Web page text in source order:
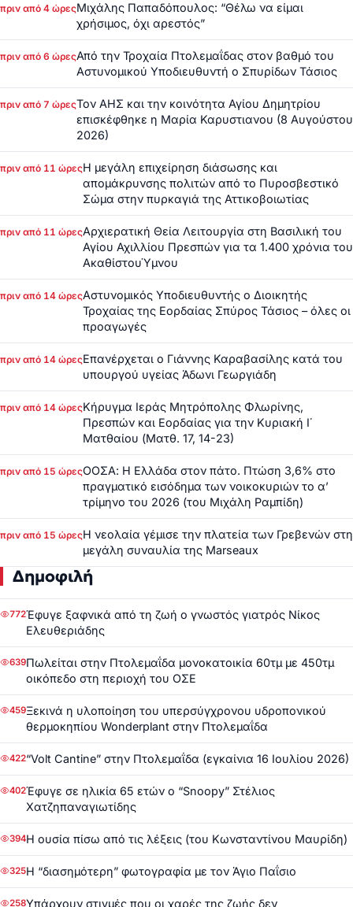
πριν από 4 ώρεςΜιχάλης Παπαδόπουλος: “Θέλω να είμαι
χρήσιμος, όχι αρεστός”
πριν από 6 ώρεςΑπό την Τροχαία Πτολεμαΐδας στον βαθμό του
Αστυνομικού Υποδιευθυντή ο Σπυρίδων Τάσιος
πριν από 7 ώρεςΤον ΑΗΣ και την κοινότητα Αγίου Δημητρίου
επισκέφθηκε η Μαρία Καρυστιανου (8 Αυγούστου
2026)
πριν από 11 ώρεςΗ μεγάλη επιχείρηση διάσωσης και
απομάκρυνσης πολιτών από το Πυροσβεστικό
Σώμα στην πυρκαγιά της Αττικοβοιωτίας
πριν από 11 ώρεςΑρχιερατική Θεία Λειτουργία στη Βασιλική του
Αγίου Αχιλλίου Πρεσπών για τα 1.400 χρόνια του
ΑκαθίστουΎμνου
πριν από 14 ώρεςΑστυνομικός Υποδιευθυντής ο Διοικητής
Τροχαίας της Εορδαίας Σπύρος Τάσιος – όλες οι
προαγωγές
πριν από 14 ώρεςΕπανέρχεται ο Γιάννης Καραβασίλης κατά του
υπουργού υγείας Άδωνι Γεωργιάδη
πριν από 14 ώρεςΚήρυγμα Ιεράς Μητρόπολης Φλωρίνης,
Πρεσπών και Εορδαίας για την Κυριακή Ι΄
Ματθαίου (Ματθ. 17, 14-23)
πριν από 15 ώρεςΟΟΣΑ: Η Ελλάδα στον πάτο. Πτώση 3,6% στο
πραγματικό εισόδημα των νοικοκυριών το α’
τρίμηνο του 2026 (του Μιχάλη Ραμπίδη)
πριν από 15 ώρεςΗ νεολαία γέμισε την πλατεία των Γρεβενών στη
μεγάλη συναυλία της Marseaux
Δημοφιλή
772Έφυγε ξαφνικά από τη ζωή ο γνωστός γιατρός Νίκος
Ελευθεριάδης
639Πωλείται στην Πτολεμαΐδα μονοκατοικία 60τμ με 450τμ
οικόπεδο στη περιοχή του ΟΣΕ
459Ξεκινά η υλοποίηση του υπερσύγχρονου υδροπονικού
θερμοκηπίου Wonderplant στην Πτολεμαΐδα
422“Volt Cantine” στην Πτολεμαΐδα (εγκαίνια 16 Ιουλίου 2026)
402Έφυγε σε ηλικία 65 ετών ο “Snoopy” Στέλιος
Χατζηπαναγιωτίδης
394Η ουσία πίσω από τις λέξεις (του Κωνσταντίνου Μαυρίδη)
325Η “διασημότερη” φωτογραφία με τον Άγιο Παΐσιο
258Υπάρχουν στιγμές που οι χαρές της ζωής δεν